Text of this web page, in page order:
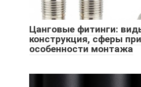
Цанговые фитинги:
конструкция, сферы
особенности монтажа